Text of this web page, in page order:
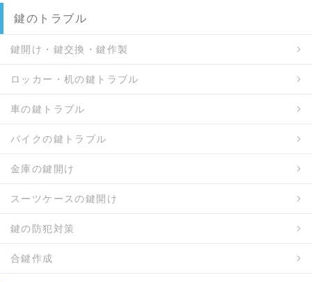
鍵のトラブル
鍵開け・鍵交換・鍵作製
ロッカー・机の鍵トラブル
車の鍵トラブル
バイクの鍵トラブル
金庫の鍵開け
スーツケースの鍵開け
鍵の防犯対策
合鍵作成